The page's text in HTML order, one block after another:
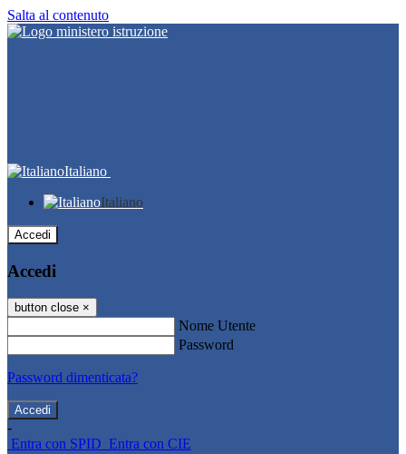
Salta al contenuto
Italiano
Italiano
Accedi
Accedi
button close ×
Nome Utente
Password
Password dimenticata?
-
Entra con SPID Entra con CIE